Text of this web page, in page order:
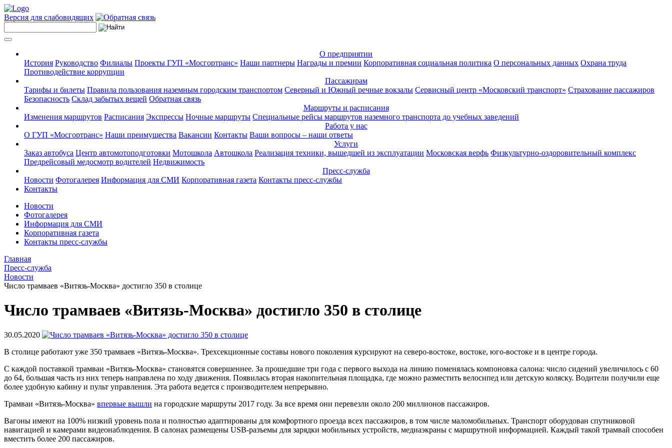
Версия для слабовидящих
О предприятии
История Руководство Филиалы Проекты ГУП «Мосгортранс» Наши партнеры Награды и премии Корпоративная социальная политика О персональных данных Охрана труда
Противодействие коррупции
Пассажирам
Тарифы и билеты Правила пользования наземным городским транспортом Северный и Южный речные вокзалы Сервисный центр «Московский транспорт» Страхование пассажиров
Безопасность Склад забытых вещей Обратная связь
Маршруты и расписания
Изменения маршрутов Расписания Экспрессы Ночные маршруты Специальные рейсы маршрутов наземного транспорта до учебных заведений
Работа у нас
О ГУП «Мосгортранс» Наши преимущества Вакансии Контакты Ваши вопросы – наши ответы
Услуги
Заказ автобуса Центр автомотоподготовки Мотошкола Автошкола Реализация техники, вышедшей из эксплуатации Московская верфь Физкультурно-оздоровительный комплекс
Предрейсовый медосмотр водителей Недвижимость
Пресс-служба
Новости Фотогалерея Информация для СМИ Корпоративная газета Контакты пресс-службы
Контакты
Новости
Фотогалерея
Информация для СМИ
Корпоративная газета
Контакты пресс-службы
Главная
Пресс-служба
Новости
Число трамваев «Витязь-Москва» достигло 350 в столице
Число трамваев «Витязь-Москва» достигло 350 в столице
30.05.2020
В столице работают уже 350 трамваев «Витязь-Москва». Трехсекционные составы нового поколения курсируют на северо-востоке, востоке, юго-востоке и в центре города.
С каждой поставкой трамваи «Витязь-Москва» становятся совершеннее. За прошедшие три года с первого выхода на линию поменялась компоновка салона: число сидений увеличилось с 60
до 64, большая часть из них теперь направлена по ходу движения. Появилась вторая накопительная площадка, где можно разместить велосипед или детскую коляску. Водители получили еще
более удобную кабину и пульт управления. Эта работа ведется с производителем непрерывно.
Трамваи «Витязь-Москва» впервые вышли на городские маршруты 2017 году. За все время они перевезли около 200 миллионов пассажиров.
Вагоны имеют на 100% низкий уровень пола и полностью адаптированы для комфортного проезда всех пассажиров, в том числе маломобильных. Транспорт оборудован спутниковой
навигацией и камерами видеонаблюдения. В салонах размещены USB-разъемы для зарядки мобильных устройств, медиаэкраны с маршрутной информацией. Каждый такой трамвай способен
вместить более 200 пассажиров.